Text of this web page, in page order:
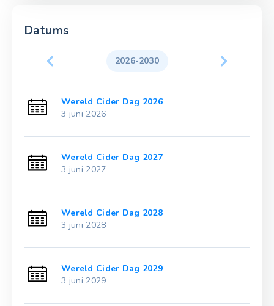
Datums
2026-2030
Wereld Cider Dag 2026
3 juni 2026
Wereld Cider Dag 2027
3 juni 2027
Wereld Cider Dag 2028
3 juni 2028
Wereld Cider Dag 2029
3 juni 2029